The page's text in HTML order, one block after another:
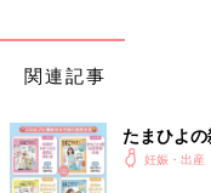
関連記事
たまひよ
妊娠・出産